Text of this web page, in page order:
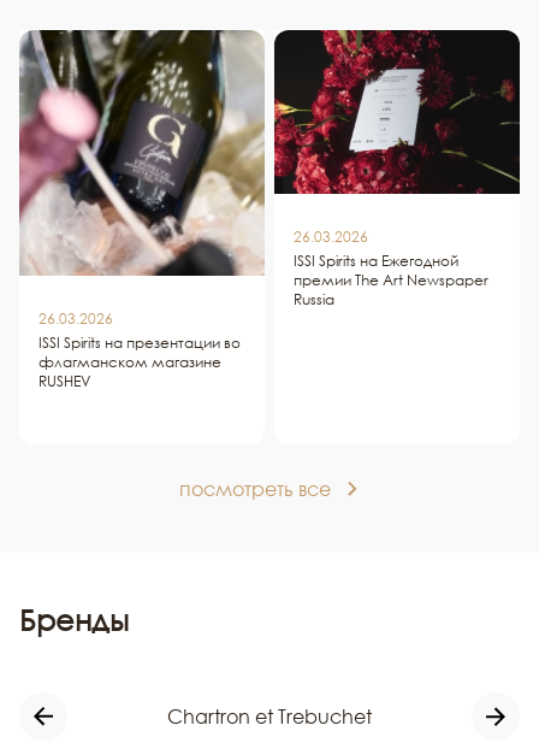
26.03.2026
ISSI Spirits на презентации во
флагманском магазине
RUSHEV
26.03.2026
ISSI Spirits на Ежегодной
премии The Art Newspaper
Russia
посмотреть все
Бренды
Chartron et Trebuchet